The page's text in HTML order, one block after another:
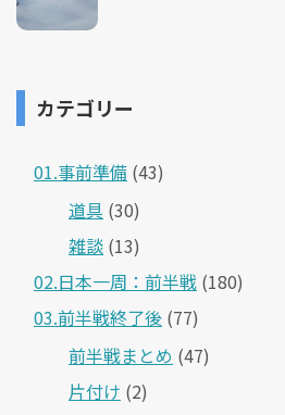
カテゴリー
01.事前準備 (43)
道具 (30)
雑談 (13)
02.日本一周：前半戦 (180)
03.前半戦終了後 (77)
前半戦まとめ (47)
片付け (2)